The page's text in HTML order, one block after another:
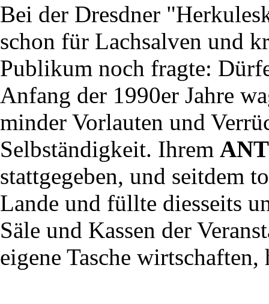
Bei der Dresdner
schon für Lachsalven und
Publikum noch fragte:
Anfang der 1990er Jahre
minder Vorlauten und
Selbständigkeit. Ihrem
stattgegeben, und seitdem
Lande und füllte diesseits
Säle und Kassen der
eigene Tasche